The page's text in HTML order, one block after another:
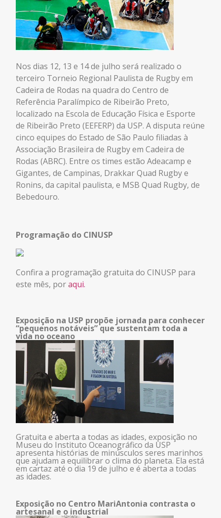
Nos dias 12, 13 e 14 de julho será realizado o
terceiro Torneio Regional Paulista de Rugby em
Cadeira de Rodas na quadra do Centro de
Referência Paralímpico de Ribeirão Preto,
localizado na Escola de Educação Física e Esporte
de Ribeirão Preto (EEFERP) da USP. A disputa reúne
cinco equipes do Estado de São Paulo filiadas à
Associação Brasileira de Rugby em Cadeira de
Rodas (ABRC). Entre os times estão Adeacamp e
Gigantes, de Campinas, Drakkar Quad Rugby e
Ronins, da capital paulista, e MSB Quad Rugby, de
Bebedouro.
Programação do CINUSP
Confira a programação gratuita do CINUSP para
este mês, poraqui.
Exposição na USP propõe jornada para conhecer
“pequenos notáveis” que sustentam toda a
vida no oceano
Gratuita e aberta a todas as idades, exposição no
Museu do Instituto Oceanográfico da USP
apresenta histórias de minúsculos seres marinhos
que ajudam a equilibrar o clima do planeta. Ela está
em cartaz até o dia 19 de julho e é aberta a todas
as idades.
Exposição no Centro MariAntonia contrasta o
artesanal e o industrial